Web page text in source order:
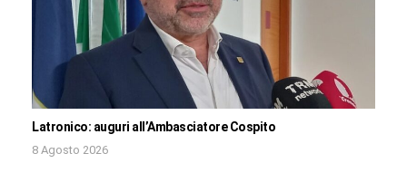
Latronico: auguri all’Ambasciatore Cospito
8 Agosto 2026